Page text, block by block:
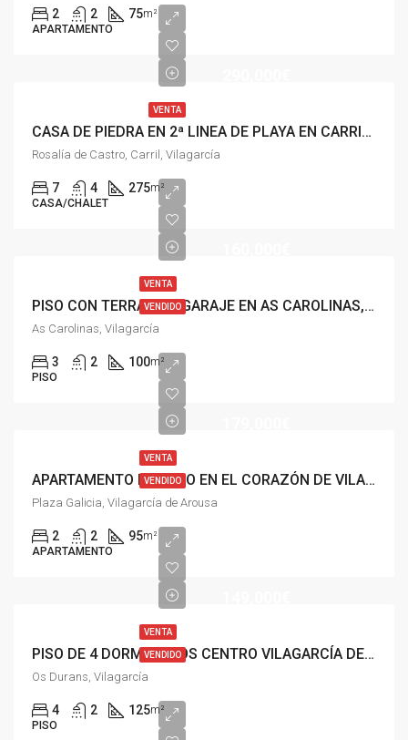
2 2 75m²
APARTAMENTO
VENTA
CASA DE PIEDRA EN 2ª LINEA DE PLAYA EN CARRIL, VILAGARCIA DE AROUSA
Rosalía de Castro, Carril, Vilagarcía
7 4 275m²
CASA/CHALET
VENTA
VENDIDO PISO CON TERRAZA Y GARAJE EN AS CAROLINAS, VILAGARCÍA
As Carolinas, Vilagarcía
3 2 100m²
PISO
VENTA
VENDIDO APARTAMENTO DE LUJO EN EL CORAZÓN DE VILAGARCÍA DE AROUSA
Plaza Galicia, Vilagarcía de Arousa
2 2 95m²
APARTAMENTO
VENTA
VENDIDO PISO DE 4 DORMITORIOS CENTRO VILAGARCÍA DE AROUSA
Os Durans, Vilagarcía
4 2 125m²
PISO